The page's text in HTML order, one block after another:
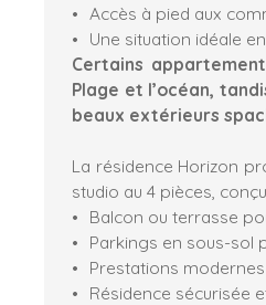
Accès à pied aux
Une situation idéale
Certains
Plage et l’océan,
beaux extérieurs
La résidence Horizon
studio au 4 pièces,
Balcon ou terrasse
Parkings en sous-sol
Prestations
Résidence sécurisée